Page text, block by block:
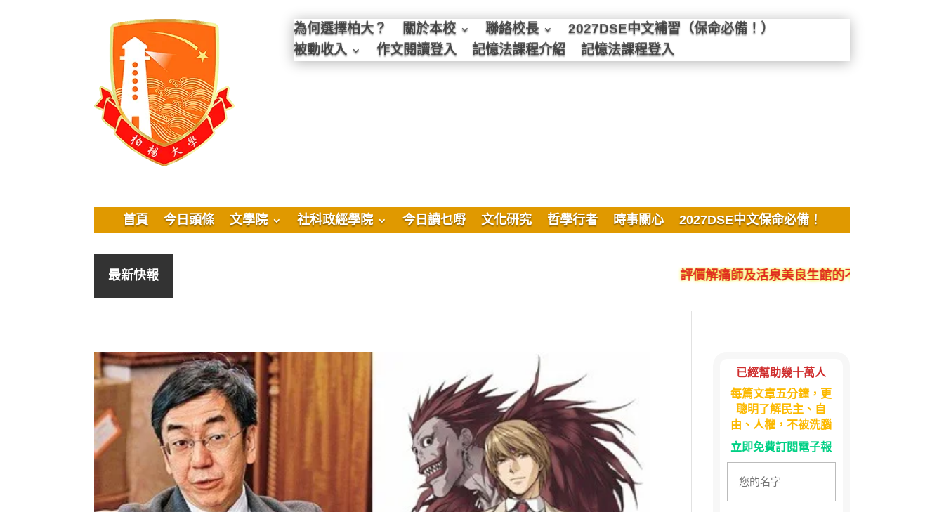
為何選擇柏大？ 關於本校 聯絡校長
2027DSE中文補習（保命必備！）
被動收入
作文閱讀登入 記憶法課程介紹 記憶法課程登入
首頁 今日頭條 文學院 社科政經學院 今日讀乜嘢 文化研究 哲學行者 時事關心 2027DSE中文保命必備！
最新快報 評價解痛師及活泉美良生館的不良銷售、呃人、騙
已經幫助幾十萬人
每篇文章五分鐘，更
聰明了解民主、自
由、人權，不被洗腦
立即免費訂閱電子報